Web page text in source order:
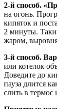
2-й способ.
на огонь.
кипяток и
2 минуты.
жаром,
3-й способ.
или котелок
Доведите до
пауза длится
слить в термос